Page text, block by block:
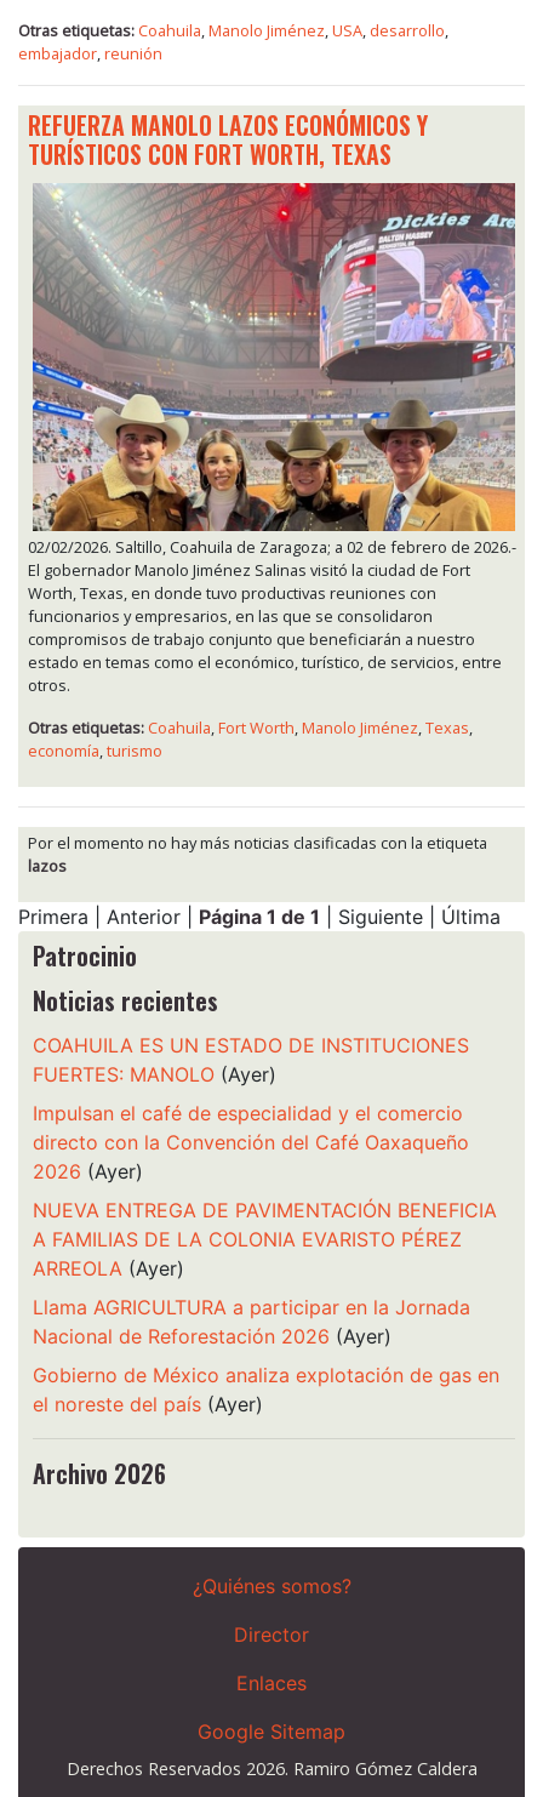
Otras etiquetas: Coahuila Manolo Jiménez USA desarrollo
embajador reunión
REFUERZA MANOLO LAZOS ECONÓMICOS Y
TURÍSTICOS CON FORT WORTH, TEXAS
02/02/2026. Saltillo, Coahuila de Zaragoza; a 02 de febrero de 2026.-
El gobernador Manolo Jiménez Salinas visitó la ciudad de Fort
Worth, Texas, en donde tuvo productivas reuniones con
funcionarios y empresarios, en las que se consolidaron
compromisos de trabajo conjunto que beneficiarán a nuestro
estado en temas como el económico, turístico, de servicios, entre
otros.
Otras etiquetas: Coahuila,Fort Worth,Manolo Jiménez,Texas,
economía,turismo
Por el momento no hay más noticias clasificadas con la etiqueta
lazos
Primera | Anterior | Página 1 de 1 | Siguiente | Última
Patrocinio
Noticias recientes
COAHUILA ES UN ESTADO DE INSTITUCIONES
FUERTES: MANOLO (Ayer)
Impulsan el café de especialidad y el comercio
directo con la Convención del Café Oaxaqueño
2026 (Ayer)
NUEVA ENTREGA DE PAVIMENTACIÓN BENEFICIA
A FAMILIAS DE LA COLONIA EVARISTO PÉREZ
ARREOLA (Ayer)
Llama AGRICULTURA a participar en la Jornada
Nacional de Reforestación 2026 (Ayer)
Gobierno de México analiza explotación de gas en
el noreste del país (Ayer)
Archivo 2026
¿Quiénes somos?
Director
Enlaces
Google Sitemap
Derechos Reservados 2026. Ramiro Gómez Caldera